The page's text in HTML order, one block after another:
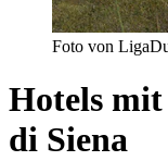
Foto von
Hotels
di Siena